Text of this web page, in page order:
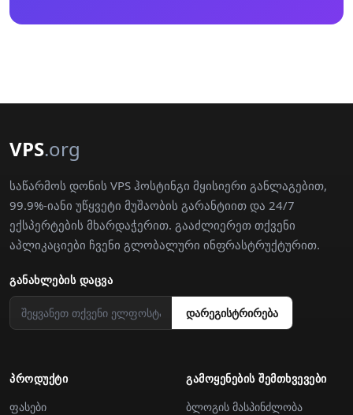
VPS.org
საწარმოს დონის VPS ჰოსტინგი მყისიერი განლაგებით,
99.9%-იანი უწყვეტი მუშაობის გარანტიით და 24/7
ექსპერტების მხარდაჭერით. გააძლიერეთ თქვენი
აპლიკაციები ჩვენი გლობალური ინფრასტრუქტურით.
ᲒᲐᲜᲐᲮᲚᲔᲑᲘᲡ ᲓᲐᲪᲕᲐ
დარეგისტრირება
ᲞᲠᲝᲓᲣᲥᲢᲘ
ფასები
ᲒᲐᲛᲝᲧᲔᲜᲔᲑᲘᲡ ᲨᲔᲛᲗᲮᲕᲔᲕᲔᲑᲘ
ბლოგის მასპინძლობა